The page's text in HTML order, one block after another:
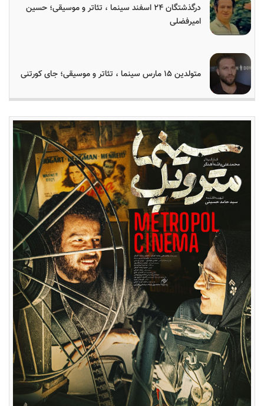
درگذشتگان ۲۴ اسفند سینما ، تئاتر و موسیقی؛ حسین
امیرفضلی
متولدین ۱۵ مارس سینما ، تئاتر و موسیقی؛ جای کورتنی